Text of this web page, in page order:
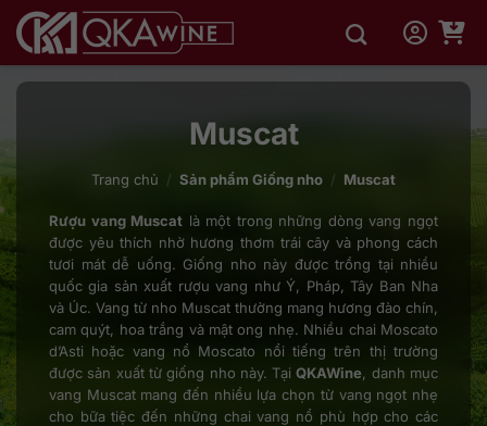
qua
dung
Muscat
Trang chủ / Sản phẩm Giống nho / Muscat
Rượu vang Muscat là một trong những dòng vang ngọt
được yêu thích nhờ hương thơm trái cây và phong cách
tươi mát dễ uống. Giống nho này được trồng tại nhiều
quốc gia sản xuất rượu vang như Ý, Pháp, Tây Ban Nha
và Úc. Vang từ nho Muscat thường mang hương đào chín,
cam quýt, hoa trắng và mật ong nhẹ. Nhiều chai Moscato
d’Asti hoặc vang nổ Moscato nổi tiếng trên thị trường
được sản xuất từ giống nho này. TạiQKAWine, danh mục
vang Muscat mang đến nhiều lựa chọn từ vang ngọt nhẹ
cho bữa tiệc đến những chai vang nổ phù hợp cho các